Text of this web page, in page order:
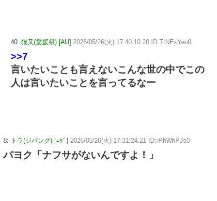
40: 猫又(愛媛県) [AU] 2026/05/26(火) 17:40:10.20 ID:TtNExYeo0
>>7
言いたいことも言えないこんな世の中でこの
人は言いたいことを言ってるなー
8: トラ(ジパング) [ﾆﾀﾞ] 2026/05/26(火) 17:31:24.21 ID:rPhWhPJs0
パヨク「ナフサがないんですよ！」